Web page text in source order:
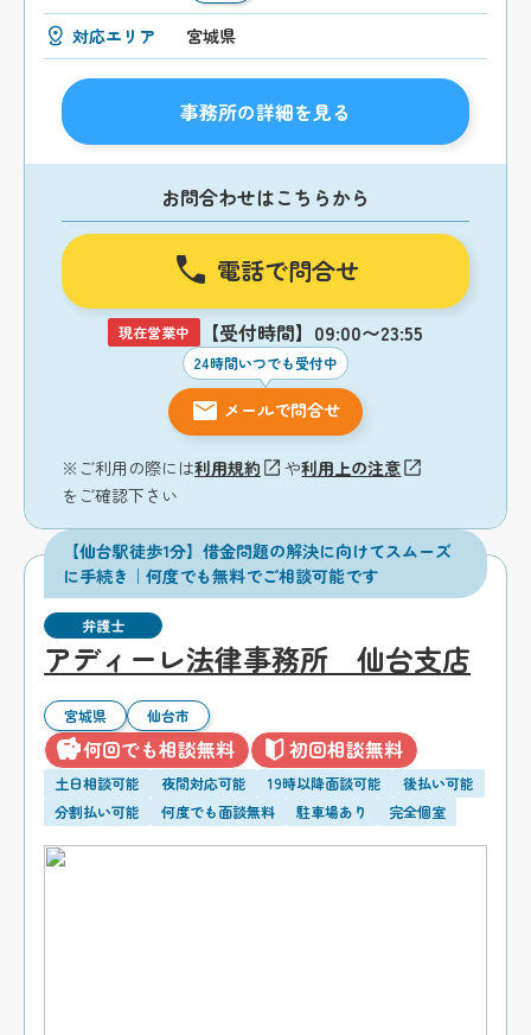
対応エリア 宮城県
事務所の詳細を見る
お問合わせはこちらから
電話で問合せ
現在営業中 【受付時間】09:00〜23:55
24時間いつでも受付中
メールで問合せ
※ご利用の際には利用規約 や利用上の注意
をご確認下さい
【仙台駅徒歩1分】借金問題の解決に向けてスムーズ
に手続き｜何度でも無料でご相談可能です
弁護士
アディーレ法律事務所 仙台支店
宮城県 仙台市
何回でも相談無料 初回相談無料
土日相談可能 夜間対応可能 19時以降面談可能
後払い可能
分割払い可能
何度でも面談無料 駐車場あり 完全個室